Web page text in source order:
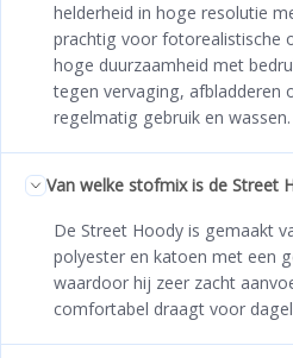
helderheid in hoge resolutie
prachtig voor fotorealistische
hoge duurzaamheid met
tegen vervaging, afbladderen
regelmatig gebruik en wassen.
Van welke stofmix is de Street
De Street Hoody is gemaakt
polyester en katoen met een
waardoor hij zeer zacht
comfortabel draagt voor